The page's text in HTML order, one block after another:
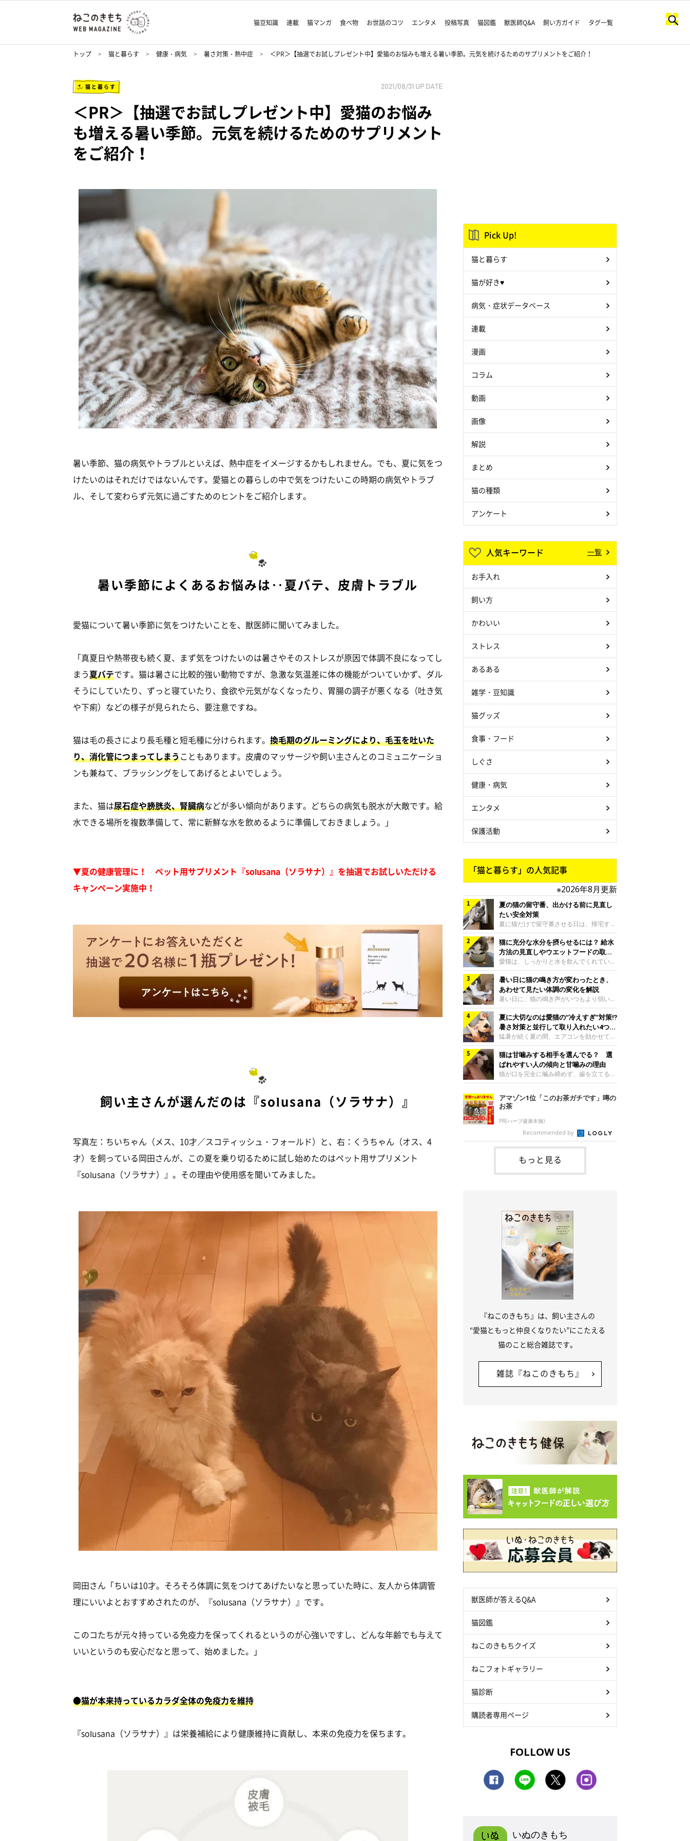
猫豆知識 連載 猫マンガ 食べ物 お世話のコツ エンタメ 投稿写真 猫図鑑 獣医師Q&A 飼い方ガイド タグ一覧
トップ 猫と暮らす 健康・病気 暑さ対策・熱中症 ＜PR＞【抽選でお試しプレゼント中】愛猫のお悩みも増える暑い季節。元気を続けるためのサプリメントをご紹介！
猫と暮らす 2021/08/31 UP DATE
＜PR＞【抽選でお試しプレゼント中】愛猫のお悩み
も増える暑い季節。元気を続けるためのサプリメント
をご紹介！
暑い季節、猫の病気やトラブルといえば、熱中症をイメージするかもしれません。でも、夏に気をつ
けたいのはそれだけではないんです。愛猫との暮らしの中で気をつけたいこの時期の病気やトラブ
ル、そして変わらず元気に過ごすためのヒントをご紹介します。
暑い季節によくあるお悩みは‥夏バテ、皮膚トラブル
愛猫について暑い季節に気をつけたいことを、獣医師に聞いてみました。
「真夏日や熱帯夜も続く夏、まず気をつけたいのは暑さやそのストレスが原因で体調不良になってし
まう夏バテです。猫は暑さに比較的強い動物ですが、急激な気温差に体の機能がついていかず、ダル
そうにしていたり、ずっと寝ていたり、食欲や元気がなくなったり、胃腸の調子が悪くなる（吐き気
や下痢）などの様子が見られたら、要注意ですね。
猫は毛の長さにより長毛種と短毛種に分けられます。 換毛期のグルーミングにより、毛玉を吐いた
り、消化管につまってしまうこともあります。皮膚のマッサージや飼い主さんとのコミュニケーショ
ンも兼ねて、ブラッシングをしてあげるとよいでしょう。
また、猫は尿石症や膀胱炎、腎臓病などが多い傾向があります。どちらの病気も脱水が大敵です。給
水できる場所を複数準備して、常に新鮮な水を飲めるように準備しておきましょう。」
▼夏の健康管理に！ ペット用サプリメント『solusana（ソラサナ）』を抽選でお試しいただける
キャンペーン実施中！
飼い主さんが選んだのは『solusana（ソラサナ）』
写真左：ちいちゃん（メス、10才／スコティッシュ・フォールド）と、右：くうちゃん（オス、4
才）を飼っている岡田さんが、この夏を乗り切るために試し始めたのはペット用サプリメント
『solusana（ソラサナ）』。その理由や使用感を聞いてみました。
岡田さん「ちいは10才。そろそろ体調に気をつけてあげたいなと思っていた時に、友人から体調管
理にいいよとおすすめされたのが、『solusana（ソラサナ）』です。
このコたちが元々持っている免疫力を保ってくれるというのが心強いですし、どんな年齢でも与えて
いいというのも安心だなと思って、始めました。」
●猫が本来持っているカラダ全体の免疫力を維持
『solusana（ソラサナ）』は栄養補給により健康維持に貢献し、本来の免疫力を保ちます。
Pick Up!
猫と暮らす
猫が好き♥
病気・症状データベース
連載
漫画
コラム
動画
画像
解説
まとめ
猫の種類
アンケート
人気キーワード 一覧
お手入れ
飼い方
かわいい
ストレス
あるある
雑学・豆知識
猫グッズ
食事・フード
しぐさ
健康・病気
エンタメ
保護活動
「猫と暮らす」の人気記事
※2026年8月更新
夏の猫の留守番、出かける前に見直し
たい安全対策
夏に猫だけで留守番させる日は、帰宅する
まで部屋が暑くなりすぎないか、水は足り
るかと気になる飼い主さんもいるでしょ
う。家の中なら安全と思っていても、日中
は室温が急に上がることがあります。留守
中の暑さから猫を守るために準備したいこ
とや、帰宅後に見たいサインなどについ
て、ねこのきもち獣医師相談室の岡本りさ
先生に伺いました。 留守中は室温が急に
上がることがあるねこのきもち投稿写真ギ
ャラリー夏の日中は、エアコンが切れると
室温が急に上昇する場合があります。猫は
自分で涼しい場所を探すのが得意ですが、
部屋全体が暑くなれ
猫に充分な水分を摂らせるには？ 給水
方法の見直しやウエットフードの取り
入れ方を解説
愛猫は、しっかりと水を飲んでくれていま
すか？ 夏場はエアコンで室内が涼しいこ
ともあり、猫があまり水を飲まないこと
も。積極的に水分を摂らせるためには、給
水方法を見直したり、フードから水分を摂
らせたりする方法があります。今回は獣医
師の重本仁先生に、猫に水分を摂らせるた
めにできるためできる工夫を教えていただ
きました。ボウルの高さを愛猫の好みにね
このきもち投稿写真ギャラリー水飲みボウ
ルの高さは、猫が飲むときに頭が胃より下
にならないように設定すると飲みやすいで
しょう。首を深く折り曲げずに済むため、
関節や食道への負
暑い日に猫の鳴き方が変わったとき、
あわせて見たい体調の変化を解説
暑い日に、猫の鳴き声がいつもより弱い、
かすれる、しつこく鳴くなど、ふだんと違
って聞こえることがあります。 そんなと
き、あわせてどのような様子を確認したら
よいのでしょうか。暑い日に猫の鳴き方が
変わるときの見方や注意したい体調の変化
などについて、ねこのきもち獣医師相談室
の山口みき先生に伺いました。 鳴き方の
変化だけで判断せず、全身の様子も確認し
てねこのきもち投稿写真ギャラリー猫の鳴
ように見えることがあります。 ただ、鳴
き声だけで原因を決めるのは難しく、体調
や環境の変化を
夏に大切なのは愛猫の“冷えすぎ”対策⁉
暑さ対策と並行して取り入れたい4つの
工夫
猛暑が続く夏の間、エアコンを効かせて室
内を冷やしますよね。しかし、人にとって
は快適な温度でも、猫にとっては温度が低
すぎることも。暑さ対策と並行して、冷え
すぎ対策もしっかりと行うことが大切で
す。今回は獣医師の重本仁先生に、猫の冷
えすぎを防ぐ4つの対策を教えていただき
ました。（1） 冷房の効いていない部屋に
行き来できるようにするねこのきもち投稿
写真ギャラリー猫が寒いと感じたときに、
冷気から逃れる「逃げ場」を用意しておき
ましょう。冷房の効いていない部屋や廊下
へも自由に行き来できるように、ドアは猫
が通れる程度に
猫は甘噛みする相手を選んでる？ 選
ばれやすい人の傾向と甘噛みの理由
猫が口を完全に噛み締めず、歯を立てる程
度に噛む“甘噛み”。遊びやスキンシップの
ときに繰り出すことがありますが、同じ家
族でも噛まれる頻度に違いがあると感じる
ことも。ねこのきもちWEB MAGAZINEで
は、飼い主さんたちにアンケートを実施
し、愛猫が甘噛みする相手を選んでいると
感じる状況を教えてもらいました。また、
ねこのきもち獣医師相談室の原駿太朗先生
には、実際に猫は甘噛みする相手を選んで
いるのか、その真相をお聞きします。約6
割の飼い主さんが「甘噛みする相手を選ん
アマゾン1位「このお茶ガチです」噂の
お茶
PR(ハーブ健康本舗)
Recommended by
もっと見る
『ねこのきもち』は、飼い主さんの
“愛猫ともっと仲良くなりたい”にこたえる
猫のこと総合雑誌です。
雑誌『ねこのきもち』
獣医師が答えるQ&A
猫図鑑
ねこのきもちクイズ
ねこフォトギャラリー
猫診断
購読者専用ページ
FOLLOW US
いぬのきもち